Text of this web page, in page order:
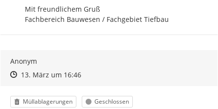
Mit freundlichem Gruß
Fachbereich Bauwesen / Fachgebiet Tiefbau
Anonym
Zeitpunkt des Erstellens
Zeitpunkt des Erstellens
13. März um 16:46Zur Äußerung
Kategorie
Müllablagerungen Status
Geschlossen